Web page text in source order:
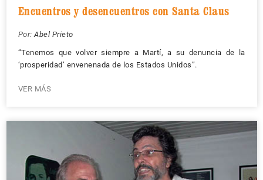
Encuentros y desencuentros con Santa Claus
Por: Abel Prieto
“Tenemos que volver siempre a Martí, a su denuncia de la
‘prosperidad’ envenenada de los Estados Unidos”.
VER MÁS